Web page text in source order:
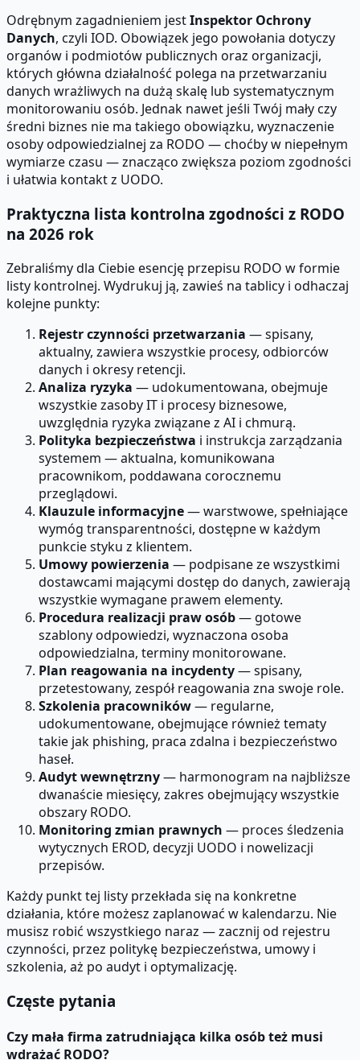
Odrębnym zagadnieniem jestInspektor Ochrony
Danych, czyli IOD. Obowiązek jego powołania dotyczy
organów i podmiotów publicznych oraz organizacji,
których główna działalność polega na przetwarzaniu
danych wrażliwych na dużą skalę lub systematycznym
monitorowaniu osób. Jednak nawet jeśli Twój mały czy
średni biznes nie ma takiego obowiązku, wyznaczenie
osoby odpowiedzialnej za RODO — choćby w niepełnym
wymiarze czasu — znacząco zwiększa poziom zgodności
i ułatwia kontakt z UODO.
Praktyczna lista kontrolna zgodności z RODO
na 2026 rok
Zebraliśmy dla Ciebie esencję przepisu RODO w formie
listy kontrolnej. Wydrukuj ją, zawieś na tablicy i odhaczaj
kolejne punkty:
Rejestr czynności przetwarzania — spisany,
aktualny, zawiera wszystkie procesy, odbiorców
danych i okresy retencji.
Analiza ryzyka — udokumentowana, obejmuje
wszystkie zasoby IT i procesy biznesowe,
uwzględnia ryzyka związane z AI i chmurą.
Polityka bezpieczeństwa i instrukcja zarządzania
systemem — aktualna, komunikowana
pracownikom, poddawana corocznemu
przeglądowi.
Klauzule informacyjne— warstwowe, spełniające
wymóg transparentności, dostępne w każdym
punkcie styku z klientem.
Umowy powierzenia — podpisane ze wszystkimi
dostawcami mającymi dostęp do danych, zawierają
wszystkie wymagane prawem elementy.
Procedura realizacji praw osób— gotowe
szablony odpowiedzi, wyznaczona osoba
odpowiedzialna, terminy monitorowane.
Plan reagowania na incydenty— spisany,
przetestowany, zespół reagowania zna swoje role.
Szkolenia pracowników— regularne,
udokumentowane, obejmujące również tematy
takie jak phishing, praca zdalna i bezpieczeństwo
haseł.
Audyt wewnętrzny— harmonogram na najbliższe
dwanaście miesięcy, zakres obejmujący wszystkie
obszary RODO.
Monitoring zmian prawnych — proces śledzenia
wytycznych EROD, decyzji UODO i nowelizacji
przepisów.
Każdy punkt tej listy przekłada się na konkretne
działania, które możesz zaplanować w kalendarzu. Nie
musisz robić wszystkiego naraz — zacznij od rejestru
czynności, przez politykę bezpieczeństwa, umowy i
szkolenia, aż po audyt i optymalizację.
Częste pytania
Czy mała firma zatrudniająca kilka osób też musi
wdrażać RODO?